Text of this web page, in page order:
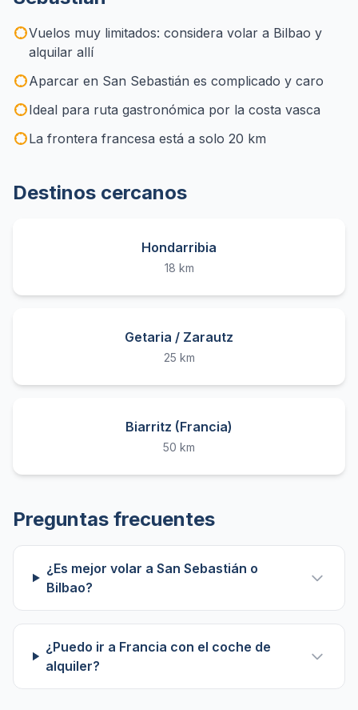
Vuelos muy limitados: considera volar a Bilbao y
alquilar allí
Aparcar en San Sebastián es complicado y caro
Ideal para ruta gastronómica por la costa vasca
La frontera francesa está a solo 20 km
Destinos cercanos
Hondarribia
18 km
Getaria / Zarautz
25 km
Biarritz (Francia)
50 km
Preguntas frecuentes
¿Es mejor volar a San Sebastián o
Bilbao?
¿Puedo ir a Francia con el coche de
alquiler?